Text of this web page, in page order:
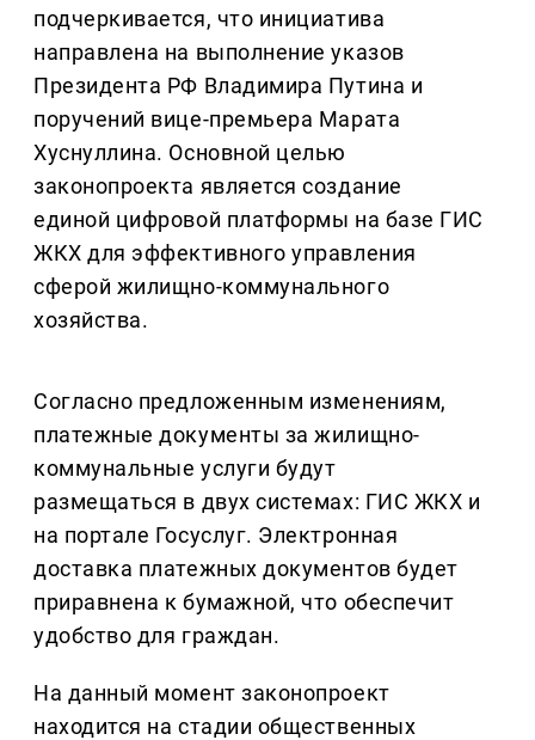
подчеркивается, что инициатива
направлена на выполнение указов
Президента РФ Владимира Путина и
поручений вице-премьера Марата
Хуснуллина. Основной целью
законопроекта является создание
единой цифровой платформы на базе ГИС
ЖКХ для эффективного управления
сферой жилищно-коммунального
хозяйства.
Согласно предложенным изменениям,
платежные документы за жилищно-
коммунальные услуги будут
размещаться в двух системах: ГИС ЖКХ и
на портале Госуслуг. Электронная
доставка платежных документов будет
приравнена к бумажной, что обеспечит
удобство для граждан.
На данный момент законопроект
находится на стадии общественных